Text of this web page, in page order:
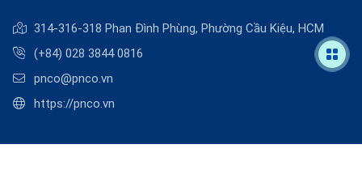
314-316-318 Phan Đình Phùng, Phường Cầu Kiệu, HCM
(+84) 028 3844 0816
pnco@pnco.vn
https://pnco.vn